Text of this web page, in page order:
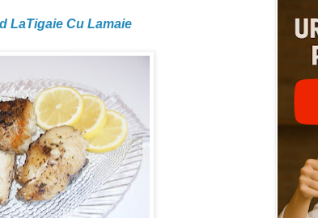
LaTigaie Cu Lamaie